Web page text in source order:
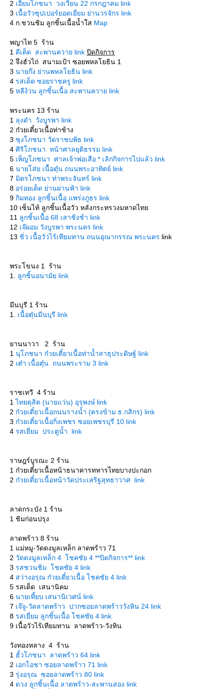
2 เอี่ยมโภชนา วงเวียน 22 กรกฎาคม link
3 เนื้อวัวซุปเปอร์ยอดเยี่ยม ย่านวรจักร link
4 ก.ชวนชิม ลูกชิ้นเนื้อน้ำใส Map
พญาไท 5 ร้าน
1 ดีเด็ด สะพานควาย link ปิดกิจการ
2 จึงฮั่วไถ่ สนามเป้า ซอยพหลโยธิน 1
3 นายก๊ง ย่านพหลโยธิน link
4 รสเด็ด ซอยราชครู link
5 หลีง้วน ลูกชิ้นเนื้อ สะพานควาย link
พระนคร 13 ร้าน
1 ลุงดำ วังบูรพา link
2 ก๋วยเตี๋ยวเนื้อท่าช้าง
3 ซุงโภชนา วัดราชบพิธ link
4 ศิริโภชนา หน้าศาลยุติธรรม link
5 เพ็ญโภชนา ศาลเจ้าพ่อเสือ * เลิกกิจการไปแล้ว link
6 นายโส่ย เนื้อตุ๋น ถนนพระอาทิตย์ link
7 มิตรโภชนา ท่าพระจันทร์ link
8 อร่อยเด็ด ย่านผ่านฟ้า link
9 กิมทอง ลูกชิ้นเนื้อ แพร่งภูธร link
10 เซ็นไท้ ลูกชิ้นเนื้อวัว หลังกระทรวงมหาดไท
11 ลูกชิ้นเนื้อ 68 เสาชิงช้า link
12 เจ๊ผอม วังบูรพา พระนคร link
13 ชิ่ว เนื้อวัวไร้เทียมทาน ถนนอุณากรรณ พระนคร link
พระโขนง 1 ร้าน
1. ลูกชิ้นอนามัย link
มีนบุรี 1 ร้าน
1. เนื้อตุ๋นมีนบุรี link
านนาวา 2 ร้าน
1 นุโภชนา ก๋วยเตี๋ยวเนื้อท่าน้ำสาธุประดิษฐ์ link
2 เต๋า เนื้อตุ๋น ถนนพระราม 3 link
ราชเทวี 4 ร้าน
1ไทยดุสิต (นายแว่น) อุรุพงษ์ link
2 ก๋วยเตี๋ยวเนื้อถนนรางน้ำ (ตรงข้าม ธ.กสิกร) link
3 ก๋วยเตี๋ยวเนื้อกิ่งเพชร ซอยเพชรบุรี 10 link
4 รสเยี่ยม ประตูน้ำ link
ราษฎร์บูรณะ 2 ร้าน
1 ก๋วยเตี๋ยวเนื้อหน้าธนาคารทหารไทยบางปะกอก
2 ก๋วยเตี๋ยวเนื้อหน้าวัดประเสริฐสุทธาวาศ link
ลาดกระบัง 1 ร้าน
1 ชิมก่อนปรุง
ลาดพร้าว 8 ร้าน
1 แม่หมู-วัดดงมูลเหล็ก ลาดพร้าว 71
2 วัดดงมูลเหล็ก 4 โชคชัย 4 **ปิดกิจการ** link
3 รสชวนชิม โชคชัย 4 link
4 สว่างอรุณ ก๋วยเตี๋ยวเนื้อ โชคชัย 4 link
5 รสเด็ด เสนานิคม
6 นายเที้ยบ เสนานิเวศน์ link
7 เจ๊จู-วัดลาดพร้าว ปากซอยลาดพร้าววังหิน 24 link
8 รสเยี่ยม ลูกชิ้นเนื้อ โชคชัย 4 link
9 เนื้อวัวไร้เทียมทาน ลาดพร้าว-วังหิน
วังทองหลาง 4 ร้าน
1 ฮั้วโภชนา ลาดพร้าว 64 link
2 เอกโอชา ซอยลาดพร้าว 71 link
3 รุ่งอรุณ ซอยลาดพร้าว 80 link
4 ดวง ลูกชิ้นเนื้อ ลาดพร้าว-สะพานสอง link